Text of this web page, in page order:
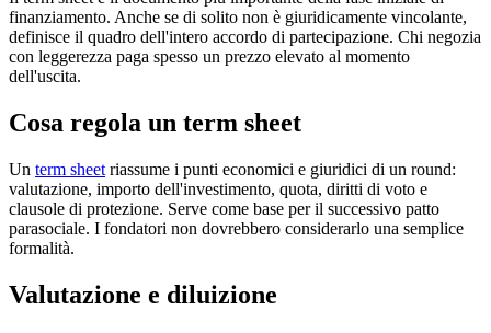
finanziamento. Anche se di solito non è giuridicamente vincolante,
definisce il quadro dell'intero accordo di partecipazione. Chi negozia
con leggerezza paga spesso un prezzo elevato al momento
dell'uscita.
Cosa regola un term sheet
Un term sheet riassume i punti economici e giuridici di un round:
valutazione, importo dell'investimento, quota, diritti di voto e
clausole di protezione. Serve come base per il successivo patto
parasociale. I fondatori non dovrebbero considerarlo una semplice
formalità.
Valutazione e diluizione